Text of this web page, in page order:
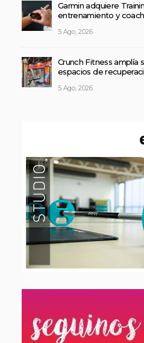
Garmin adquiere
entrenamiento y
5 Ago, 2026
Crunch Fitness amplía
espacios de
5 Ago, 2026